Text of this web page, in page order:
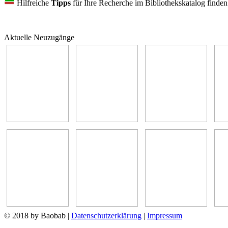
Hilfreiche Tipps für Ihre Recherche im Bibliothekskatalog
Aktuelle Neuzugänge
© 2018 by Baobab | Datenschutzerklärung | Impressum